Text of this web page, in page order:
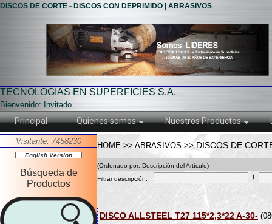
DISCOS DE CORTE - DISCOS CON DEPRIMIDO | ABRASIVOS
TECNOLOGIAS EN SUPERFICIES S.A.
Bienvenido: Invitado
Principal Quienes somos Nuestros Productos
Visitante: 7458230
English Version
Búsqueda de
Productos
HOME >> ABRASIVOS >>DISCOS DE
(Ordenado por: Descripción del Artículo)
Filtrar descripción:
+
DISCO ALLSTEEL T27 115*2,3*22 A-30-